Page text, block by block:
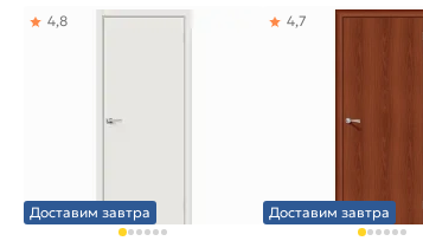
Доставим завтра
4,8
Доставим завтра
4,7